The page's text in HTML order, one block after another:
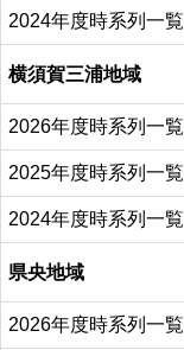
2024年度時系列一覧
横須賀三浦地域
2026年度時系列一覧
2025年度時系列一覧
2024年度時系列一覧
県央地域
2026年度時系列一覧